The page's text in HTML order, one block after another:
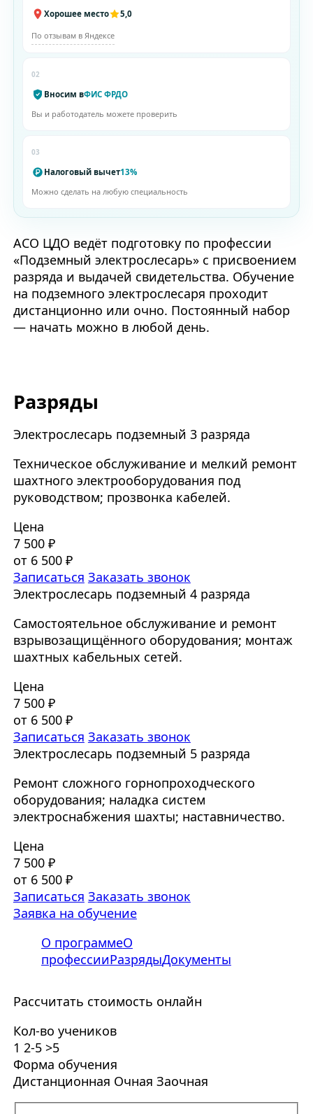
Хорошее место 5,0
По отзывам в Яндексе
02
Вносим вФИС ФРДО
Вы и работодатель можете проверить
03
Налоговый вычет13%
Можно сделать на любую специальность
АСО ЦДО ведёт подготовку по профессии
«Подземный электрослесарь» с присвоением
разряда и выдачей свидетельства. Обучение
на подземного электрослесаря проходит
дистанционно или очно. Постоянный набор
— начать можно в любой день.
Разряды
Электрослесарь подземный 3 разряда
Техническое обслуживание и мелкий ремонт
шахтного электрооборудования под
руководством; прозвонка кабелей.
Цена
7 500 ₽
от 6 500 ₽
Записаться Заказать звонок
Электрослесарь подземный 4 разряда
Самостоятельное обслуживание и ремонт
взрывозащищённого оборудования; монтаж
шахтных кабельных сетей.
Цена
7 500 ₽
от 6 500 ₽
Записаться Заказать звонок
Электрослесарь подземный 5 разряда
Ремонт сложного горнопроходческого
оборудования; наладка систем
электроснабжения шахты; наставничество.
Цена
7 500 ₽
от 6 500 ₽
Записаться Заказать звонок
Заявка на обучение
О программеО
профессииРазрядыДокументы
Рассчитать стоимость онлайн
Кол-во учеников
1 2-5 >5
Форма обучения
Дистанционная Очная Заочная